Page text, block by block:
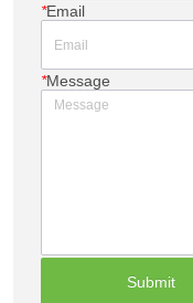
*Email
*Message
Submit